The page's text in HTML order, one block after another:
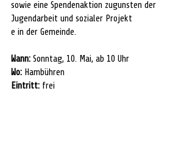
sowie eine Spendenaktion zugunsten der
Jugendarbeit und sozialer Projekt
e in der Gemeinde.
Wann: Sonntag, 10. Mai, ab 10 Uhr
Wo: Hambühren
Eintritt: frei